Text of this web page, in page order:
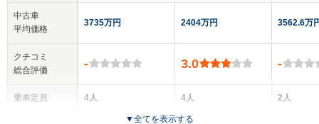
中古車
平均価格
クチコミ
総合評価
乗車定員
3735万円
-
4人
2404万円
3.0
4人
3562.6万
-
2人
▼全てを表示する